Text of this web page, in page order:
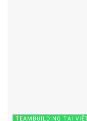
TEAMBUILDING TẠI